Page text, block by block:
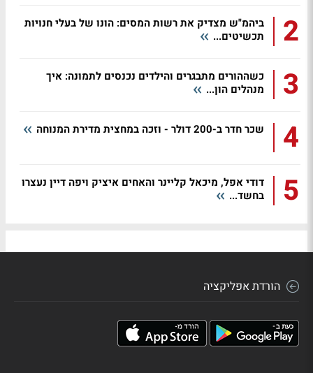
2
ביהמ"ש מצדיק את רשות המסים: הונו של בעלי חנויות
תכשיטים...
3
כשההורים מתבגרים והילדים נכנסים לתמונה: איך
מנהלים הון...
4 שכר חדר ב-200 דולר - וזכה במחצית מדירת המנוחה
5
דודי אפל, מיכאל קליינר והאחים איציק ויפה דיין נעצרו
בחשד...
הורדת אפליקציה